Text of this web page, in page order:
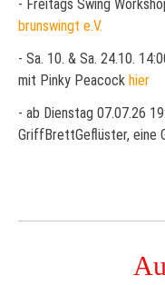
- Freitags Swing
brunswingt e.V.
- Sa. 10. & Sa. 24.10.
mit Pinky Peacock hier
- ab Dienstag 07.07.26
GriffBrettGeflüster, eine